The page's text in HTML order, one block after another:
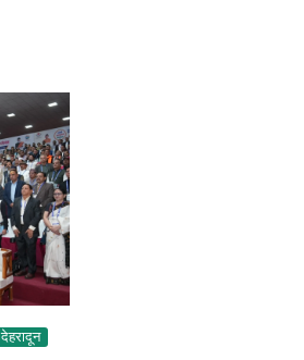
देहरादून